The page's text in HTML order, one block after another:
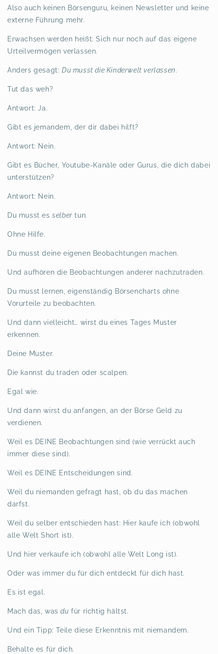
Also auch keinen Börsenguru, keinen Newsletter und keine
externe Führung mehr.
Erwachsen werden heißt: Sich nur noch auf das eigene
Urteilvermögen verlassen.
Anders gesagt: Du musst die Kinderwelt verlassen.
Tut das weh?
Antwort: Ja.
Gibt es jemandem, der dir dabei hilft?
Antwort: Nein.
Gibt es Bücher, Youtube-Kanäle oder Gurus, die dich dabei
unterstützen?
Antwort: Nein.
Du musst esselber tun.
Ohne Hilfe.
Du musst deine eigenen Beobachtungen machen.
Und aufhören die Beobachtungen anderer nachzutraden.
Du musst lernen, eigenständig Börsencharts ohne
Vorurteile zu beobachten.
Und dann vielleicht… wirst du eines Tages Muster
erkennen.
Deine Muster.
Die kannst du traden oder scalpen.
Egal wie.
Und dann wirst du anfangen, an der Börse Geld zu
verdienen.
Weil es DEINE Beobachtungen sind (wie verrückt auch
immer diese sind).
Weil es DEINE Entscheidungen sind.
Weil du niemanden gefragt hast, ob du das machen
darfst.
Weil du selber entschieden hast: Hier kaufe ich (obwohl
alle Welt Short ist).
Und hier verkaufe ich (obwohl alle Welt Long ist).
Oder was immer du für dich entdeckt für dich hast.
Es ist egal.
Mach das, wasdu für richtig hältst.
Und ein Tipp: Teile diese Erkenntnis mit niemandem.
Behalte es für dich.